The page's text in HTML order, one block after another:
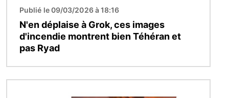
Publié le 09/03/2026 à 18:16
N'en déplaise à Grok, ces images
d'incendie montrent bien Téhéran et
pas Ryad